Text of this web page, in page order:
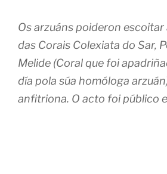
Os arzuáns poideron
das Corais Colexiata do Sar,
Melide (Coral que foi
día pola súa homóloga
anfitriona. O acto foi público